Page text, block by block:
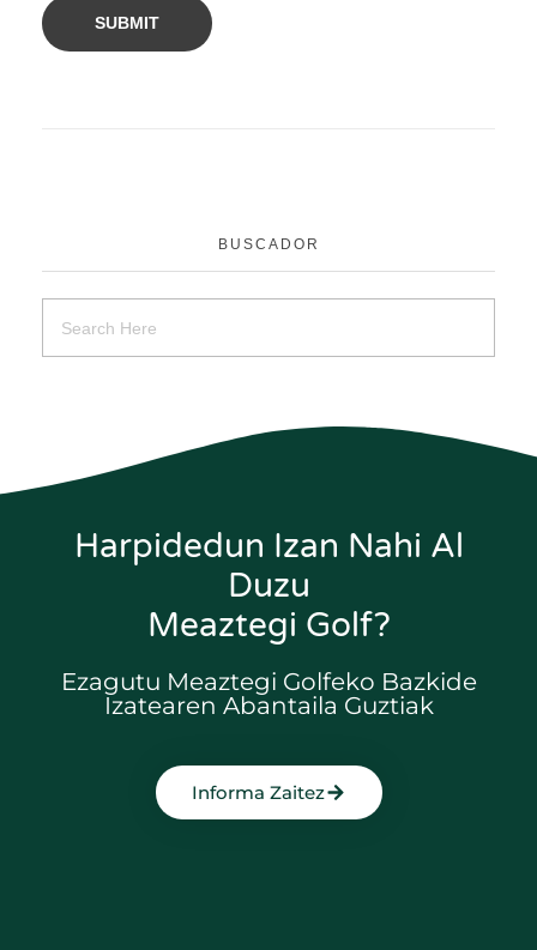
BUSCADOR
Harpidedun Izan Nahi Al
Duzu
Meaztegi Golf?
Ezagutu Meaztegi Golfeko Bazkide
Izatearen Abantaila Guztiak
Informa Zaitez